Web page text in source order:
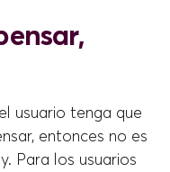
usuario tenga que
entonces no es
Para los usuarios